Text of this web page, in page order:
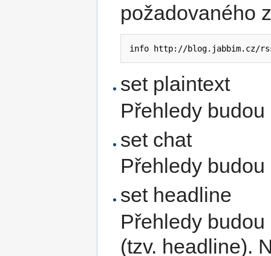
požadovaného
info http://blog.jabbim.cz/
set plaintext
Přehledy
set chat
Přehledy
set headline
Přehledy
(tzv. headline).